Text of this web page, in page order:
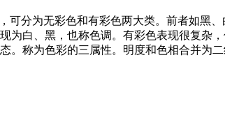
分为无彩色和有彩色两大类。前者如黑
白、黑，也称色调。有彩色表现很复杂
称为色彩的三属性。明度和色相合并为